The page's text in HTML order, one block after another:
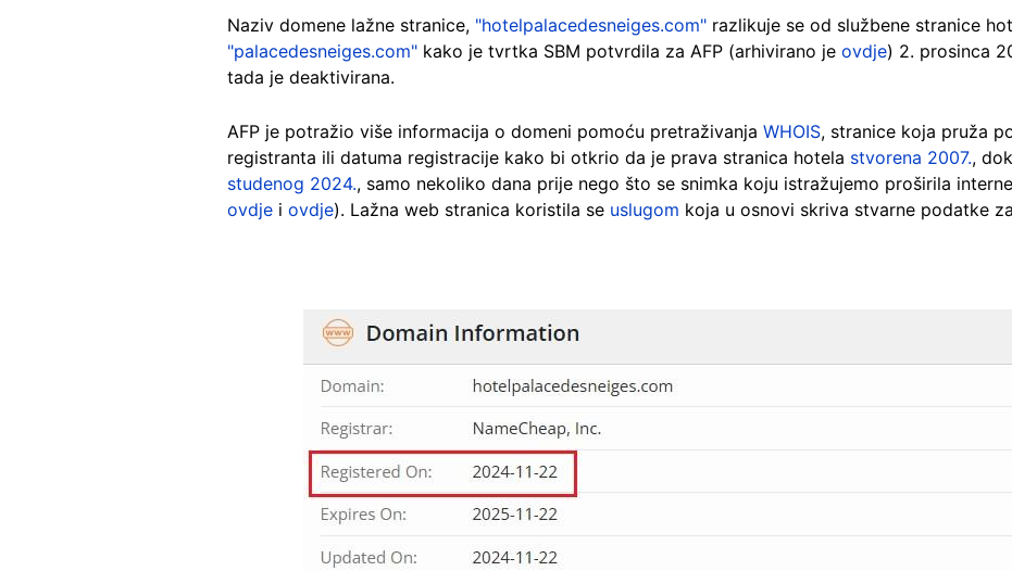
Naziv domene lažne stranice, "hotelpalacedesneiges.com" razlikuje se od službene stranice
"palacedesneiges.com" kako je tvrtka SBM potvrdila za AFP (arhivirano je ovdje) 2. prosinca
tada je deaktivirana.
AFP je potražio više informacija o domeni pomoću pretraživanja WHOIS, stranice koja pruža
registranta ili datuma registracije kako bi otkrio da je prava stranica hotela stvorena 2007.,
studenog 2024., samo nekoliko dana prije nego što se snimka koju istražujemo proširila
ovdje i ovdje). Lažna web stranica koristila se uslugom koja u osnovi skriva stvarne podatke